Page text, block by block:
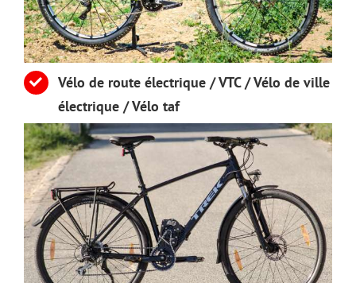
Vélo de route électrique / VTC / Vélo de ville
électrique / Vélo taf